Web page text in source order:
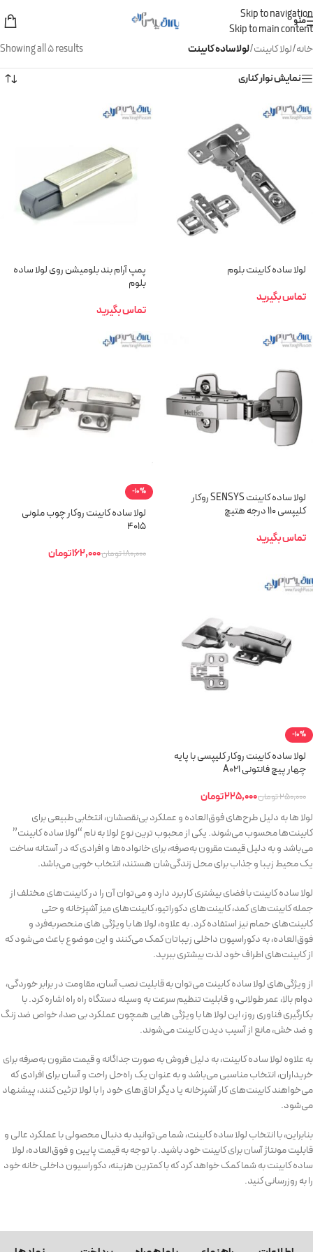
Skip to navigation
Skip to main content
منو
خانه/لولا کابینت/لولا ساده کابینت
Showing all 5 results
نمایش نوار کناری
لولا ساده کابینت بلوم
تماس بگیرید
پمپ آرام بند بلومیشن روی لولا ساده
بلوم
تماس بگیرید
لولا ساده کابینت SENSYS روکار
کلیپسی 110 درجه هتیچ
تماس بگیرید
-10%
لولا ساده کابینت روکار چوب ملونی
4015
180,000تومان162,000تومان
-10%
لولا ساده کابینت روکار کلیپسی با پایه
چهار پیچ فانتونی A021
250,000تومان225,000تومان
لولا ها به دلیل طرح‌های فوق‌العاده و عملکرد بی‌نقصشان، انتخابی طبیعی برای
کابینت‌ها محسوب می‌شوند. یکی از محبوب ترین نوع لولا به نام “لولا ساده کابینت”
می‌باشد و به دلیل قیمت مقرون به‌صرفه، برای خانواده‌ها و افرادی که در آستانه ساخت
یک محیط زیبا و جذاب برای محل زندگی‌شان هستند، انتخاب خوبی می‌باشد.
لولا ساده کابینت با فضای بیشتری کاربرد دارد و می‌توان آن را در کابینت‌های مختلف از
جمله کابینت‌های کمد، کابینت‌های دکوراتیو، کابینت‌های میز آشپزخانه و حتی
کابینت‌های حمام نیز استفاده کرد. به علاوه، لولا ها با ویژگی های منحصربه‌فرد و
فوق‌العاده، به دکوراسیون داخلی زیباتان کمک می‌کنند و این موضوع باعث می‌شود که
از کابینت‌های اطراف خود لذت بیشتری ببرید.
از ویژگی‌های لولا ساده کابینت می‌توان به قابلیت نصب آسان، مقاومت در برابر خوردگی،
دوام بالا، عمر طولانی، و قابلیت تنظیم سرعت به وسیله دستگاه راه راه اشاره کرد. با
بکارگیری فناوری روز، این لولا ها با ویژگی هایی همچون عملکرد بی صدا، خواص ضد زنگ
و ضد خش، مانع از آسیب دیدن کابینت می‌شوند.
به علاوه لولا ساده کابینت، به دلیل فروش به صورت جداگانه و قیمت مقرون به‌صرفه برای
خریداران، انتخاب مناسبی می‌باشد و به عنوان یک راه‌حل راحت و آسان برای افرادی که
می‌خواهند کابینت‌های کار آشپزخانه یا دیگر اتاق‌های خود را با لولا تزئین کنند، پیشنهاد
می‌شود.
بنابراین، با انتخاب لولا ساده کابینت، شما می‌توانید به دنبال محصولی با عملکرد عالی و
قابلیت مونتاژ آسان برای کابینت خود باشید. با توجه به قیمت پایین و فوق‌العاده، لولا
ساده کابینت به شما کمک خواهد کرد که با کمترین هزینه، دکوراسیون داخلی خانه خود
را به روزرسانی کنید.